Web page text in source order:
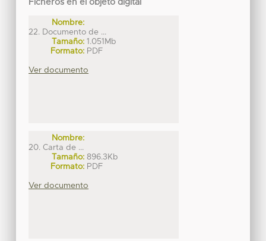
Ficheros en el objeto digital
Nombre:
22. Documento de ...
Tamaño: 1.051Mb
Formato: PDF
Ver documento
Nombre:
20. Carta de ...
Tamaño: 896.3Kb
Formato: PDF
Ver documento